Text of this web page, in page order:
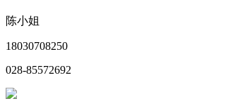
陈小姐
18030708250
028-85572692